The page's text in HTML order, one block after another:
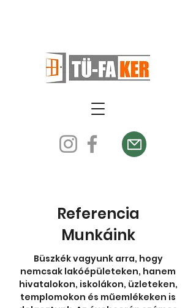
Referencia
Munkáink
Büszkék vagyunk arra, hogy
nemcsak lakóépületeken, hanem
hivatalokon, iskolákon, üzleteken,
templomokon és műemlékeken is